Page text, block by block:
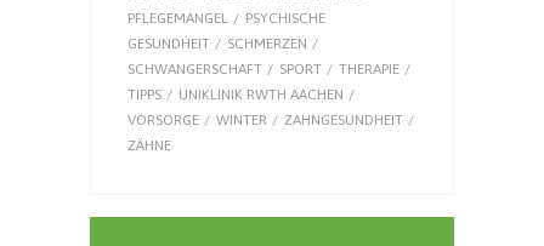
PFLEGEMANGEL
PSYCHISCHE
GESUNDHEIT
SCHMERZEN
SCHWANGERSCHAFT
SPORT
THERAPIE
TIPPS
UNIKLINIK RWTH AACHEN
VORSORGE
WINTER
ZAHNGESUNDHEIT
ZÄHNE